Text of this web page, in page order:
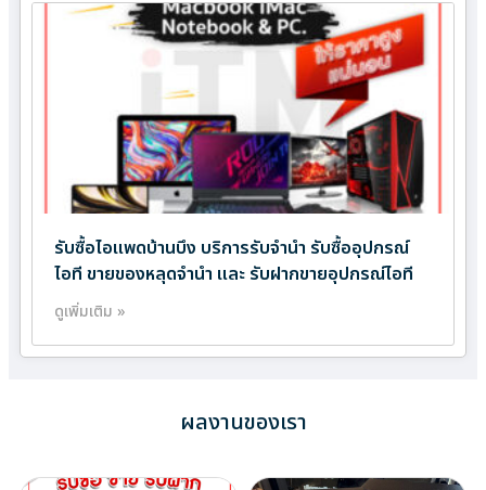
รับซื้อไอแพดบ้านบึง บริการรับจำนำ รับซื้ออุปกรณ์
ไอที ขายของหลุดจำนำ และ รับฝากขายอุปกรณ์ไอที
ดูเพิ่มเติม »
ผลงานของเรา